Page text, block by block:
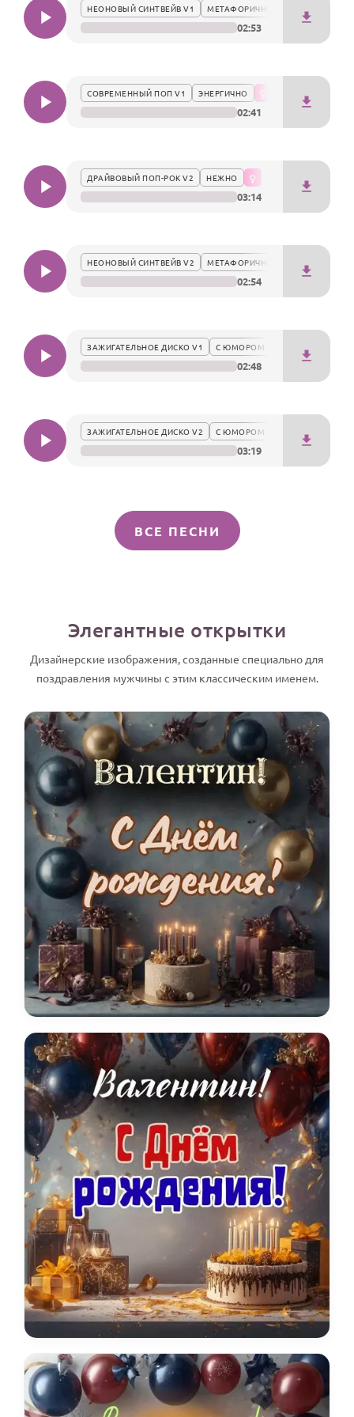
По годамНЕОНОВЫЙ СИНТВЕЙВ V1 МЕТАФОРИЧНО
02:53
СОВРЕМЕННЫЙ ПОП V1 ЭНЕРГИЧНО
02:41
ДРАЙВОВЫЙ ПОП-РОК V2 НЕЖНО
03:14
НЕОНОВЫЙ СИНТВЕЙВ V2 МЕТАФОРИЧНО
02:54
ЗАЖИГАТЕЛЬНОЕ ДИСКО V1 С ЮМОРОМ
02:48
ЗАЖИГАТЕЛЬНОЕ ДИСКО V2 С ЮМОРОМ
03:19
ВСЕ ПЕСНИ
Элегантные открытки
Дизайнерские изображения, созданные специально для
поздравления мужчины с этим классическим именем.